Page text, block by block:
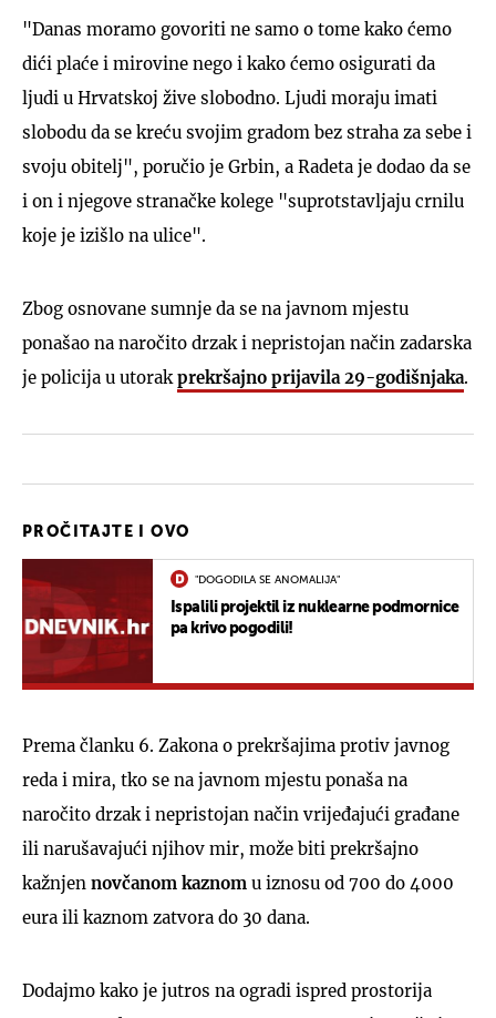
"Danas moramo govoriti ne samo o tome kako ćemo
dići plaće i mirovine nego i kako ćemo osigurati da
ljudi u Hrvatskoj žive slobodno. Ljudi moraju imati
slobodu da se kreću svojim gradom bez straha za sebe i
svoju obitelj", poručio je Grbin, a Radeta je dodao da se
i on i njegove stranačke kolege "suprotstavljaju crnilu
koje je izišlo na ulice".
Zbog osnovane sumnje da se na javnom mjestu
ponašao na naročito drzak i nepristojan način zadarska
je policija u utorak prekršajno prijavila 29-godišnjaka.
PROČITAJTE I OVO
"DOGODILA SE ANOMALIJA"
Ispalili projektil iz nuklearne podmornice
pa krivo pogodili!
Prema članku 6. Zakona o prekršajima protiv javnog
reda i mira, tko se na javnom mjestu ponaša na
naročito drzak i nepristojan način vrijeđajući građane
ili narušavajući njihov mir, može biti prekršajno
kažnjen novčanom kaznom u iznosu od 700 do 4000
eura ili kaznom zatvora do 30 dana.
Dodajmo kako je jutros na ogradi ispred prostorija